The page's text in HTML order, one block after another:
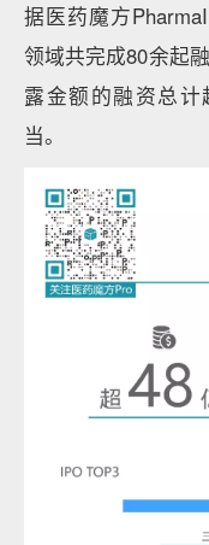
据医药魔方
领域共完成80余起
露金额的融资总
当。